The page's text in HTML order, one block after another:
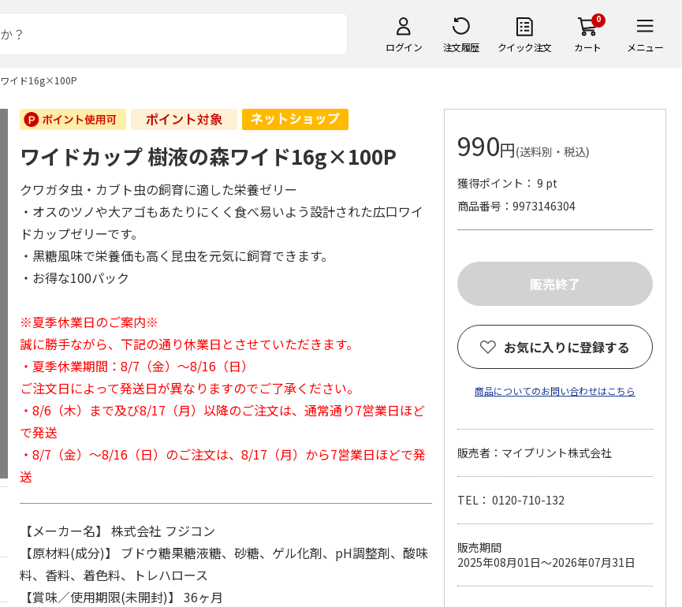
ログイン 注文履歴 クイック注文
0
カート メニュー
イド16g×100P
ワイドカップ 樹液の森ワイド16g×100P
クワガタ虫・カブト虫の飼育に適した栄養ゼリー
・オスのツノや大アゴもあたりにくく食べ易いよう設計された広口ワイ
ドカップゼリーです。
・黒糖風味で栄養価も高く昆虫を元気に飼育できます。
・お得な100パック
※夏季休業日のご案内※
誠に勝手ながら、下記の通り休業日とさせていただきます。
・夏季休業期間：8/7（金）～8/16（日）
ご注文日によって発送日が異なりますのでご了承ください。
・8/6（木）まで及び8/17（月）以降のご注文は、通常通り7営業日ほど
で発送
・8/7（金）～8/16（日）のご注文は、8/17（月）から7営業日ほどで発
送
【メーカー名】 株式会社 フジコン
【原材料(成分)】 ブドウ糖果糖液糖、砂糖、ゲル化剤、pH調整剤、酸味
料、香料、着色料、トレハロース
【賞味／使用期限(未開封)】 36ヶ月
990円(送料別・税込)
獲得ポイント： 9 pt
商品番号
9973146304
お気に入りに登録する
商品についてのお問い合わせはこちら
販売者：マイプリント株式会社
TEL： 0120-710-132
販売期間
2025年08月01日～2026年07月31日